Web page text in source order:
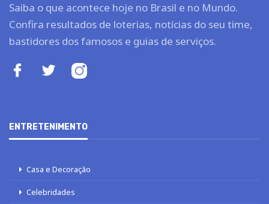
Saiba o que acontece hoje no Brasil e no Mundo.
Confira resultados de loterias, notícias do seu time,
bastidores dos famosos e guias de serviços.
ENTRETENIMENTO
Casa e Decoração
Celebridades